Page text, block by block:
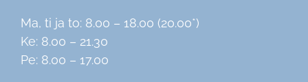
Ma, ti ja to: 8.00 – 18.00 (20.00*)
Ke: 8.00 – 21.30
Pe: 8.00 – 17.00